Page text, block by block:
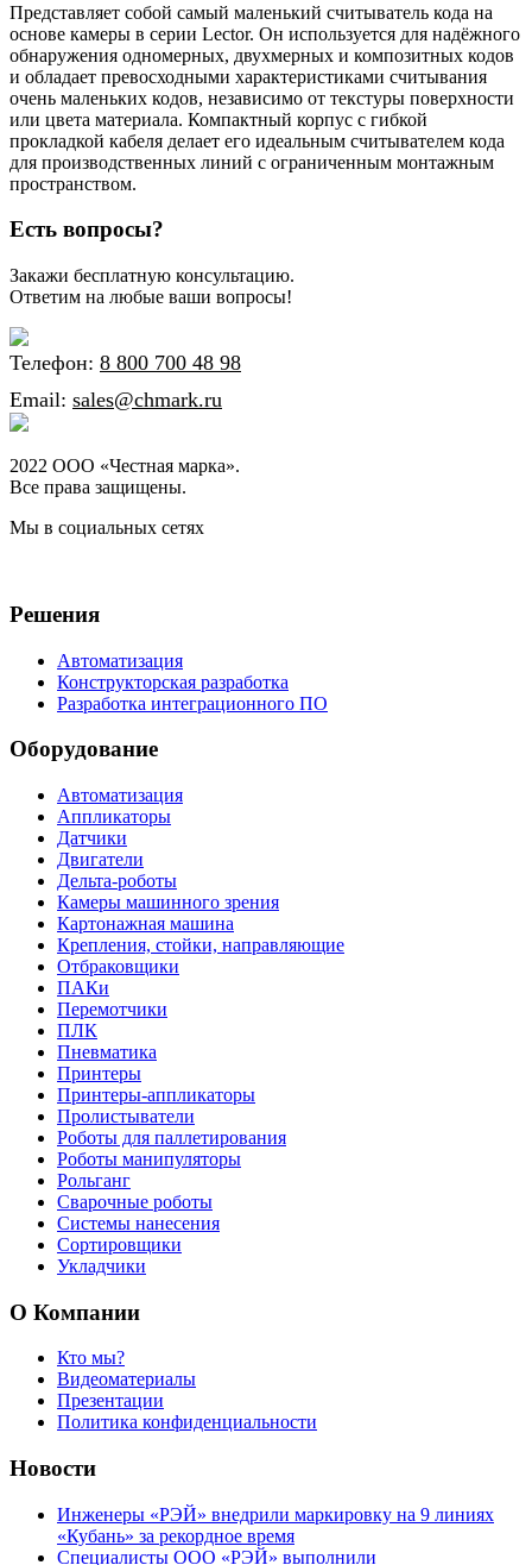
Представляет собой самый маленький считыватель кода на
основе камеры в серии Lector. Он используется для надёжного
обнаружения одномерных, двухмерных и композитных кодов
и обладает превосходными характеристиками считывания
очень маленьких кодов, независимо от текстуры поверхности
или цвета материала. Компактный корпус с гибкой
прокладкой кабеля делает его идеальным считывателем кода
для производственных линий с ограниченным монтажным
пространством.
Есть вопросы?
Закажи бесплатную консультацию.
Ответим на любые ваши вопросы!
Телефон: 8 800 700 48 98
Email: sales@chmark.ru
2022 ООО «Честная марка».
Все права защищены.
Мы в социальных сетях
Решения
Автоматизация
Конструкторская разработка
Разработка интеграционного ПО
Оборудование
Автоматизация
Аппликаторы
Датчики
Двигатели
Дельта-роботы
Камеры машинного зрения
Картонажная машина
Крепления, стойки, направляющие
Отбраковщики
ПАКи
Перемотчики
ПЛК
Пневматика
Принтеры
Принтеры-аппликаторы
Пролистыватели
Роботы для паллетирования
Роботы манипуляторы
Рольганг
Сварочные роботы
Системы нанесения
Сортировщики
Укладчики
О Компании
Кто мы?
Видеоматериалы
Презентации
Политика конфиденциальности
Новости
Инженеры «РЭЙ» внедрили маркировку на 9 линиях
«Кубань» за рекордное время
Специалисты ООО «РЭЙ» выполнили